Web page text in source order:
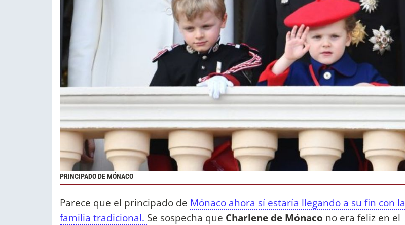
PRINCIPADO DE MÓNACO
Parece que el principado de Mónaco ahora sí estaría llegando a su fin con la
familia tradicional. Se sospecha que Charlene de Mónaco no era feliz en el